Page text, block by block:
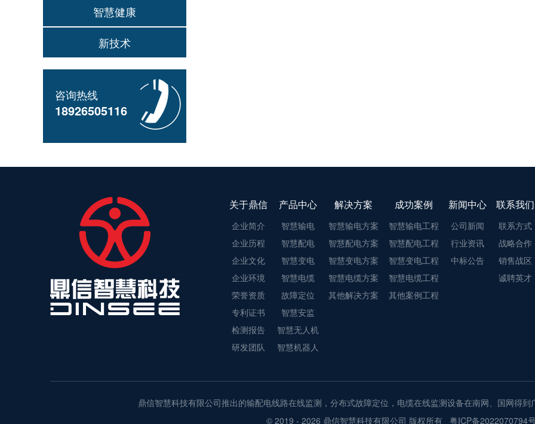
智慧健康
新技术
咨询热线
18926505116
关于鼎信
企业简介
企业历程
企业文化
企业环境
荣誉资质
专利证书
检测报告
研发团队
产品中心
智慧输电
智慧配电
智慧变电
智慧电缆
故障定位
智慧安监
智慧无人机
智慧机器人
解决方案
智慧输电方案
智慧配电方案
智慧变电方案
智慧电缆方案
其他解决方案
成功案例
智慧输电工程
智慧配电工程
智慧变电工程
智慧电缆工程
其他案例工程
新闻中心
公司新闻
行业资讯
中标公告
联系我们
联系方式
战略合作
销售战区
诚聘英才
鼎信智慧科技有限公司推出的输配电线路在线监测，分布式故障定位，电缆在线监测设备在南网、国网得
© 2019 - 2026 鼎信智慧科技有限公司 版权所有 粤ICP备2022070794